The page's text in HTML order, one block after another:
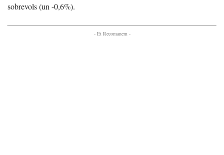
sobrevols (un -0,6%).
- Et Recomanem -